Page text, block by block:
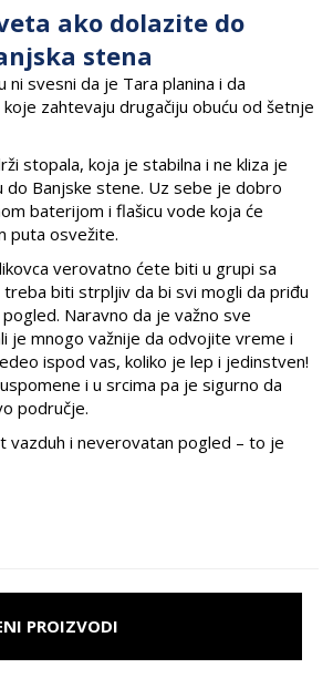
ako dolazite do
stena
ni svesni da je Tara planina i da
koje zahtevaju drugačiju obuću od šetnje
stopala, koja je stabilna i ne kliza je
do Banjske stene. Uz sebe je dobro
baterijom i flašicu vode koja će
puta osvežite.
verovatno ćete biti u grupi sa
biti strpljiv da bi svi mogli da priđu
Naravno da je važno sve
je mnogo važnije da odvojite vreme i
ispod vas, koliko je lep i jedinstven!
i u srcimapa je sigurno da
područje.
vazduh i neverovatan pogled – to je
PROIZVODI